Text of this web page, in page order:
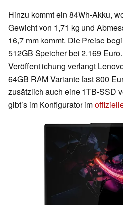
Hinzu kommt ein 84Wh-Akku,
Gewicht von 1,71 kg und
16,7 mm kommt. Die Preise
512GB Speicher bei 2.169
Veröffentlichung verlangt
64GB RAM Variante fast 800
zusätzlich auch eine 1TB-SSD
gibt’s im Konfigurator im